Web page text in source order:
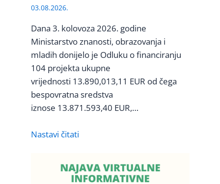
03.08.2026.
Dana 3. kolovoza 2026. godine
Ministarstvo znanosti, obrazovanja i
mladih donijelo je Odluku o financiranju
104 projekta ukupne
vrijednosti 13.890,013,11 EUR od čega
bespovratna sredstva
iznose 13.871.593,40 EUR,…
Nastavi čitati